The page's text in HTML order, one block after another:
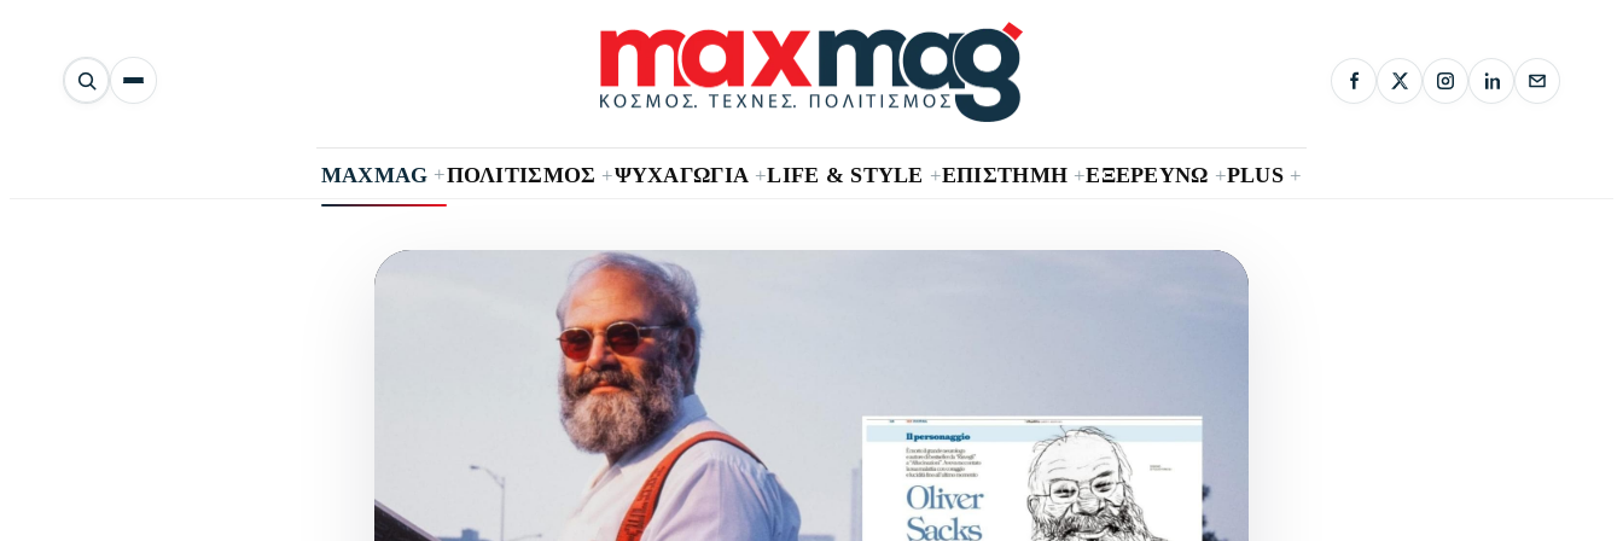
Αναζήτηση
άρθρων
MAXMAG +ΠΟΛΙΤΙΣΜΟΣ +ΨΥΧΑΓΩΓΙΑ +LIFE & STYLE +ΕΠΙΣΤΗΜΗ +ΕΞΕΡΕΥΝΩ +PLUS +